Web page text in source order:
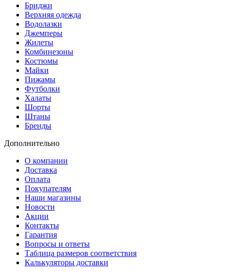
Бриджи
Верхняя одежда
Водолазки
Джемперы
Жилеты
Комбинезоны
Костюмы
Майки
Пижамы
Футболки
Халаты
Шорты
Штаны
Бренды
Дополнительно
О компании
Доставка
Оплата
Покупателям
Наши магазины
Новости
Акции
Контакты
Гарантия
Вопросы и ответы
Таблица размеров соответствия
Калькуляторы доставки